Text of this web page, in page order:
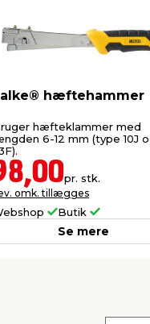
hæftehammer
hæfteklammer med
6-12 mm (type 10J
pr. stk.
omk. tillægges
Butik
Se mere